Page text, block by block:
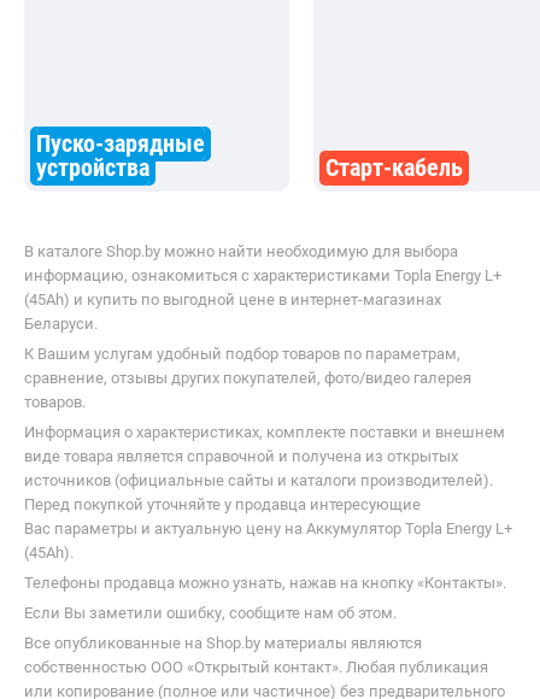
Пуско-зарядные
устройства
Старт-кабель
В каталоге Shop.by можно найти необходимую для выбора
информацию, ознакомиться с характеристиками Topla Energy L+
(45Ah) и купить по выгодной цене в интернет-магазинах
К Вашим услугам удобный подбор товаров по параметрам,
сравнение, отзывы других покупателей, фото/видео галерея
товаров.
Информация о характеристиках, комплекте поставки и внешнем
виде товара является справочной и получена из открытых
источников (официальные сайты и каталоги производителей).
Вас параметры и актуальную цену на Аккумулятор Topla Energy L+
(45Ah).
Телефоны продавца можно узнать, нажав на кнопку «Контакты».